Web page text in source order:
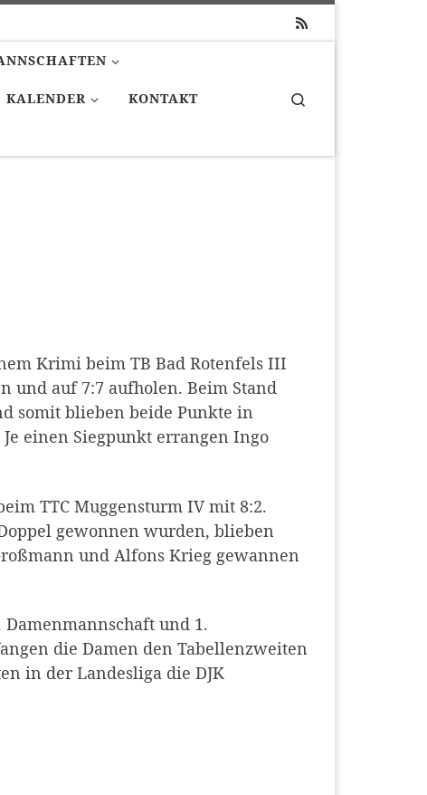
KALENDER KONTAKT
Krimi beim TB Bad Rotenfels III
und auf 7:7 aufholen. Beim Stand
somit blieben beide Punkte in
einen Siegpunkt errangen Ingo
TTC Muggensturm IV mit 8:2.
gewonnen wurden, blieben
und Alfons Krieg gewannen
und 1.
die Damen den Tabellenzweiten
in der Landesliga die DJK